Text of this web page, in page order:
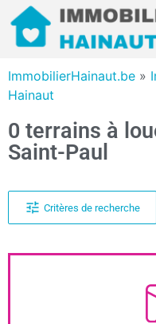
ImmobilierHainaut.be »
Hainaut
0 terrains à
Saint-Paul
Critères de recherche